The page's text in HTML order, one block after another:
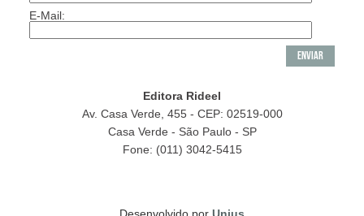
E-Mail:
Editora Rideel
Av. Casa Verde, 455 - CEP: 02519-000
Casa Verde - São Paulo - SP
Fone: (011) 3042-5415